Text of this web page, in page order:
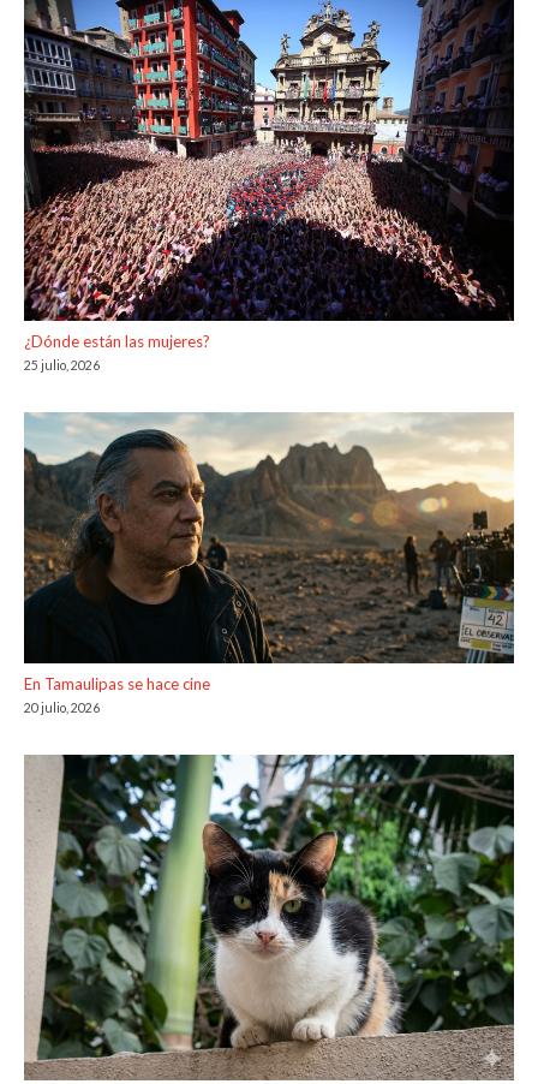
¿Dónde están las mujeres?
25 julio, 2026
En Tamaulipas se hace cine
20 julio, 2026